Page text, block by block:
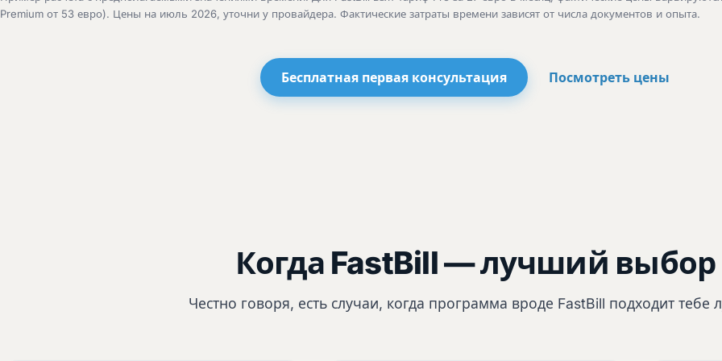
Premium от 53 евро). Цены на июль 2026, уточни у провайдера. Фактические затраты времени зависят от числа документов и опыта.
Бесплатная первая консультация Посмотреть цены
Когда FastBill — лучший выбор
Честно говоря, есть случаи, когда программа вроде FastBill подходит тебе